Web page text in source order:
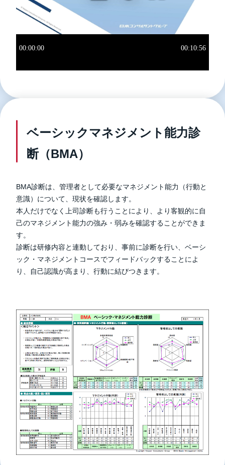
ベーシックマネジメント能力診
断（BMA）
BMA診断は、管理者として必要なマネジメント能力（行動と
意識）について、現状を確認します。
本人だけでなく上司診断も行うことにより、より客観的に自
己のマネジメント能力の強み・弱みを確認することができま
す。
診断は研修内容と連動しており、事前に診断を行い、ベーシ
ック・マネジメントコースでフィードバックすることによ
り、自己認識が高まり、行動に結びつきます。